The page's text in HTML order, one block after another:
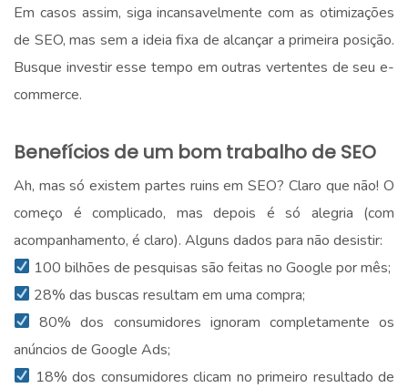
Em casos assim, siga incansavelmente com as otimizações
de SEO, mas sem a ideia fixa de alcançar a primeira posição.
Busque investir esse tempo em outras vertentes de seu e-
commerce.
Benefícios de um bom trabalho de SEO
Ah, mas só existem partes ruins em SEO? Claro que não! O
começo é complicado, mas depois é só alegria (com
acompanhamento, é claro). Alguns dados para não desistir:
100 bilhões de pesquisas são feitas no Google por mês;
28% das buscas resultam em uma compra;
80% dos consumidores ignoram completamente os
anúncios de Google Ads;
18% dos consumidores clicam no primeiro resultado de